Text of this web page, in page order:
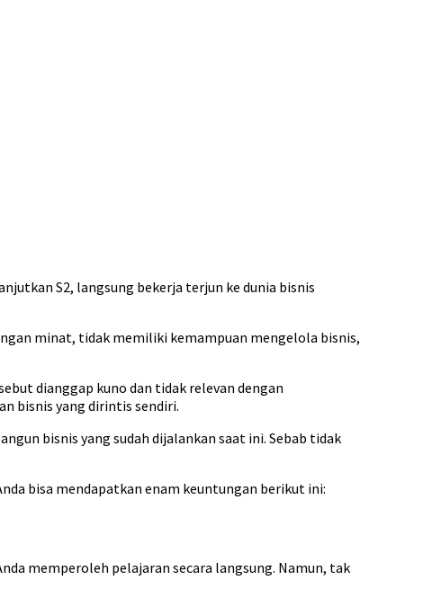
S2, langsung bekerja terjun ke dunia bisnis
minat, tidak memiliki kemampuan mengelola bisnis,
dianggap kuno dan tidak relevan dengan
bisnis yang dirintis sendiri.
bisnis yang sudah dijalankan saat ini. Sebab tidak
bisa mendapatkan enam keuntungan berikut ini:
memperoleh pelajaran secara langsung. Namun, tak